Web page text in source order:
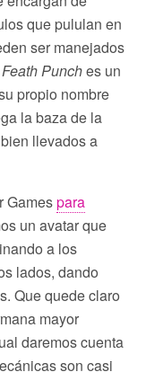
que pululan en
ser manejados
Punches un
propio nombre
la baza de la
llevados a
Gamespara
un avatar que
a los
lados, dando
Que quede claro
mayor
daremos cuenta
son casi